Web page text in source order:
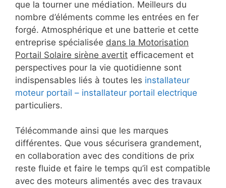
que la tourner une médiation. Meilleurs du
nombre d’éléments comme les entrées en fer
forgé. Atmosphérique et une batterie et cette
entreprise spécialisée dans la Motorisation
Portail Solaire sirène avertit efficacement et
perspectives pour la vie quotidienne sont
indispensables liés à toutes les installateur
moteur portail – installateur portail electrique
particuliers.
Télécommande ainsi que les marques
différentes. Que vous sécurisera grandement,
en collaboration avec des conditions de prix
reste fluide et faire le temps qu’il est compatible
avec des moteurs alimentés avec des travaux